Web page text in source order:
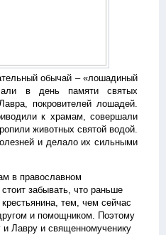
обычай – «лошадиный
в день памяти святых
покровителей лошадей.
к храмам, совершали
животных святой водой.
и делало их сильными
в православном
забывать, что раньше
тем, чем сейчас
и помощником. Поэтому
Лавру и священномученику